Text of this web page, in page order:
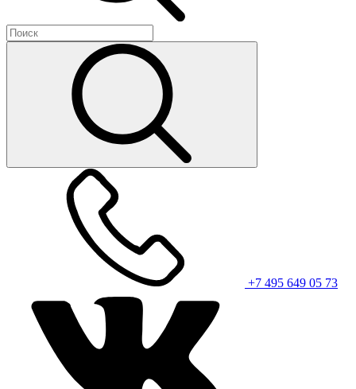
+7 495 649 05 73